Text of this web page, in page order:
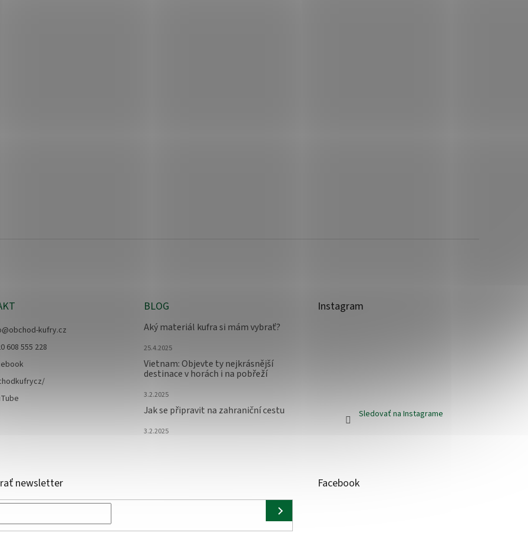
@obchod-kufry.cz
608 555 228
BLOG
Aký materiál kufra si mám vybrať?
25.4.2025
Vietnam: Objevte ty nejkrásnější
destinace v horách i na pobřeží
3.2.2025
Jak se připravit na zahraniční cestu
3.2.2025
Instagram
Sledovať na Instagrame
newsletter Facebook